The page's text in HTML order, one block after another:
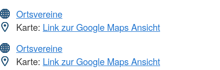
Ortsvereine
Karte: Link zur Google Maps Ansicht
Ortsvereine
Karte: Link zur Google Maps Ansicht